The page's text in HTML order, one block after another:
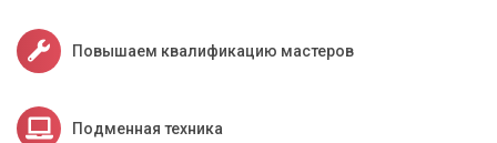
если ваш текущий процессор явно не справляется с
нагрузкой.
Обратитесь к профессионалам
Повышаем квалификацию мастеров
Подменная техника